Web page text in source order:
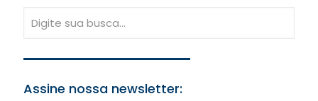
Assine nossa newsletter: